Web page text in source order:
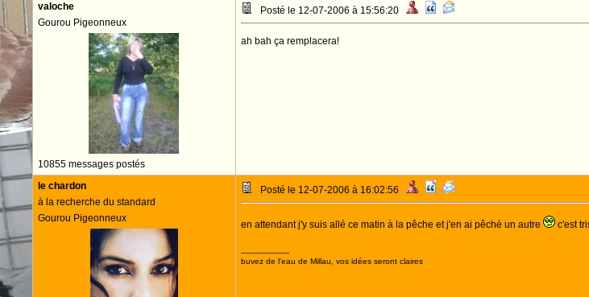
valoche
Gourou Pigeonneux
10855 messages postés
Posté le 12-07-2006 à 15:56:20
ah bah ça remplacera!
le chardon
à la recherche du standard
Gourou Pigeonneux
Posté le 12-07-2006 à 16:02:56
en attendant j'y suis allé ce matin à la pêche et j'en ai pêché un autre c'est
--------------------
buvez de l'eau de Millau, vos idées seront claires